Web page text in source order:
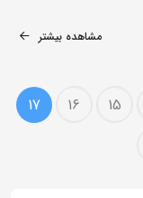
مشاهده بیشتر
15
16
17